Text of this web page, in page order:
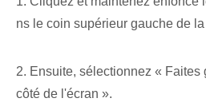
ns le coin supérieur gauche de la
2.⁢ Ensuite, sélectionnez « Faites
côté de l'écran ».